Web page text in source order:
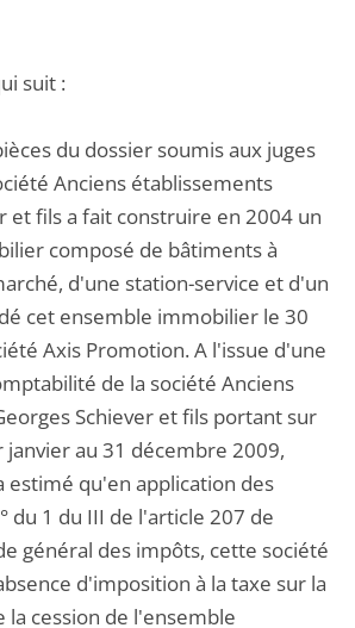
suit :
du dossier soumis aux juges
Anciens établissements
et fils a fait construire en 2004 un
composé de bâtiments à
d'une station-service et d'un
cet ensemble immobilier le 30
Axis Promotion. A l'issue d'une
de la société Anciens
Schiever et fils portant sur
au 31 décembre 2009,
estimé qu'en application des
du 1 du III de l'article 207 de
général des impôts, cette société
d'imposition à la taxe sur la
la cession de l'ensemble